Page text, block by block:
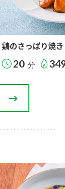
鶏のさっぱり焼き
20 分